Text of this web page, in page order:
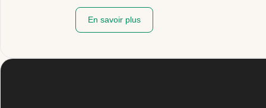
En savoir plus